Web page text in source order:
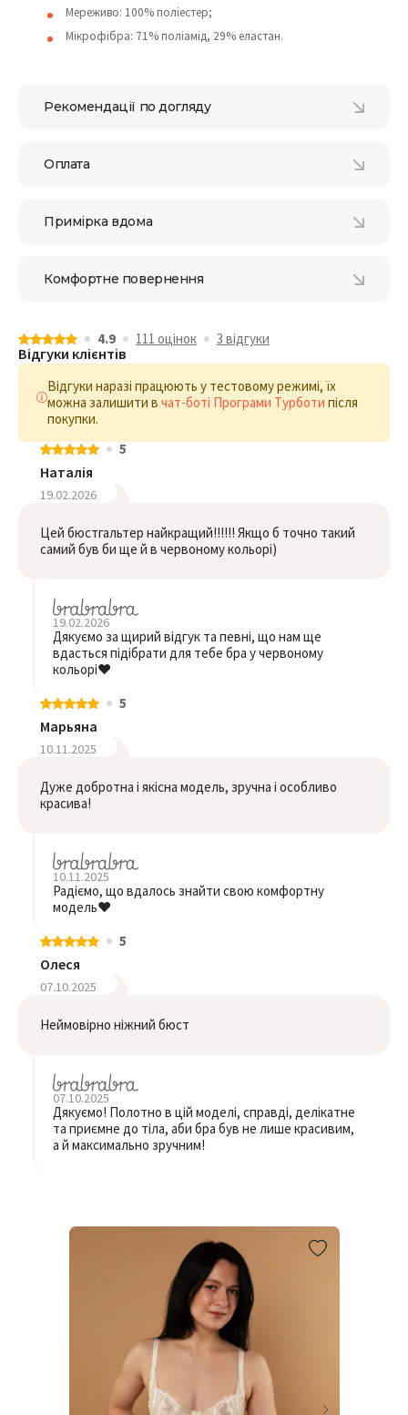
Мереживо: 100% поліестер;
Мікрофібра: 71% поліамід, 29% еластан.
Рекомендації по догляду
Оплата
Примірка вдома
Комфортне повернення
4.9 111 оцiнок 3 відгуки
Відгуки клієнтів
Відгуки наразі працюють у тестовому режимі, їх
можна залишити в чат-боті Програми Турботи після
покупки.
5
Наталія
19.02.2026
Цей бюстгальтер найкращий!!!!!! Якщо б точно такий
самий був би ще й в червоному кольорі)
19.02.2026
Дякуємо за щирий відгук та певні, що нам ще
вдасться підібрати для тебе бра у червоному
кольорі❤️
5
Марьяна
10.11.2025
Дуже добротна і якісна модель, зручна і особливо
красива!
10.11.2025
Радіємо, що вдалось знайти свою комфортну
модель❤️
5
Олеся
07.10.2025
Неймовірно ніжний бюст
07.10.2025
Дякуємо! Полотно в цій моделі, справді, делікатне
та приємне до тіла, аби бра був не лише красивим,
а й максимально зручним!